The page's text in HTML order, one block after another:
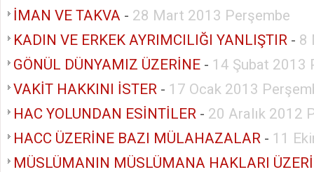
İMAN VE TAKVA - 28 Mart 2013 Perşembe
KADIN VE ERKEK AYRIMCILIĞI YANLIŞTIR - 8
GÖNÜL DÜNYAMIZ ÜZERİNE - 14 Şubat 2013
VAKİT HAKKINI İSTER - 17 Ocak 2013
HAC YOLUNDAN ESİNTİLER - 20 Aralık 2012
HACC ÜZERİNE BAZI MÜLAHAZALAR - 11
MÜSLÜMANIN MÜSLÜMANA HAKLARI